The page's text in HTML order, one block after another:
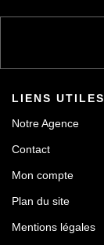
LIENS UTILES
Notre Agence
Contact
Mon compte
Plan du site
Mentions légales